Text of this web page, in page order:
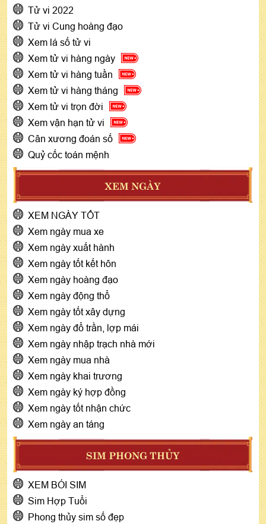
Tử vi 2022
Tử vi Cung hoàng đạo
Xem lá số tử vi
Xem tử vi hàng ngày
Xem tử vi hàng tuần
Xem tử vi hàng tháng
Xem tử vi trọn đời
Xem vận hạn tử vi
Cân xương đoán số
Quỷ cốc toán mệnh
XEM NGÀY
XEM NGÀY TỐT
Xem ngày mua xe
Xem ngày xuất hành
Xem ngày tốt kết hôn
Xem ngày hoàng đạo
Xem ngày động thổ
Xem ngày tốt xây dựng
Xem ngày đổ trần, lợp mái
Xem ngày nhập trạch nhà mới
Xem ngày mua nhà
Xem ngày khai trương
Xem ngày ký hợp đồng
Xem ngày tốt nhận chức
Xem ngày an táng
SIM PHONG THỦY
XEM BÓI SIM
Sim Hợp Tuổi
Phong thủy sim số đẹp